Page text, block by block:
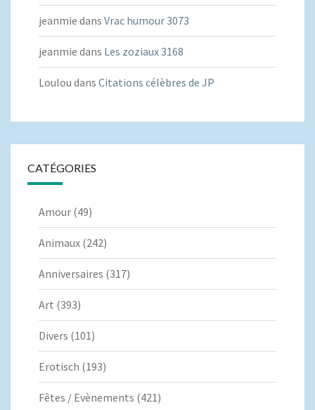
jeanmie dans Vrac humour 3073
jeanmie dans Les zoziaux 3168
Loulou dans Citations célèbres de JP
CATÉGORIES
Amour (49)
Animaux (242)
Anniversaires (317)
Art (393)
Divers (101)
Erotisch (193)
Fêtes / Evènements (421)